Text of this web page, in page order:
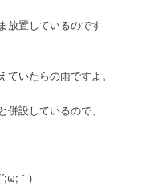
放置しているのです
いたらの雨ですよ。
設しているので、
｀)